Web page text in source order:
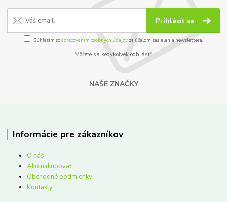
Prihlásiť sa
Súhlasím sospracovaním osobných údajov za účelom zasielania newslettera.
Môžete sa kedykoľvek odhlásiť.
NAŠE ZNAČKY
Informácie pre zákazníkov
O nás
Ako nakupovať
Obchodné podmienky
Kontakty